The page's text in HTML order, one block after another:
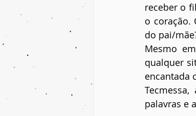
receber o
o coração.
do pai/
Mesmo
qualquer
encantada
palavras e